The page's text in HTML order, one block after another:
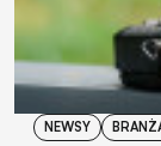
NEWSY